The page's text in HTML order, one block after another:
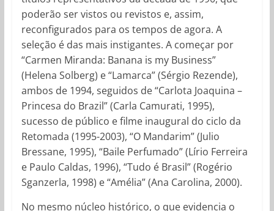
poderão ser vistos ou revistos e, assim,
reconfigurados para os tempos de agora. A
seleção é das mais instigantes. A começar por
“Carmen Miranda: Banana is my Business”
(Helena Solberg) e “Lamarca” (Sérgio Rezende),
ambos de 1994, seguidos de “Carlota Joaquina –
Princesa do Brazil” (Carla Camurati, 1995),
sucesso de público e filme inaugural do ciclo da
Retomada (1995-2003), “O Mandarim” (Julio
Bressane, 1995), “Baile Perfumado” (Lírio Ferreira
e Paulo Caldas, 1996), “Tudo é Brasil” (Rogério
Sganzerla, 1998) e “Amélia” (Ana Carolina, 2000).
No mesmo núcleo histórico, o que evidencia o